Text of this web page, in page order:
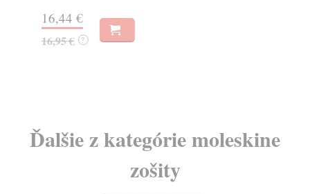
16,44 €
16,95 € ?
Ďalšie z kategórie moleskine
zošity